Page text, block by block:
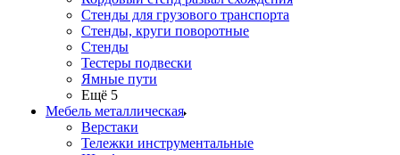
Стенды для грузового транспорта
Стенды, круги поворотные
Стенды
Тестеры подвески
Ямные пути
Ещё 5
Мебель металлическая
Верстаки
Тележки инструментальные